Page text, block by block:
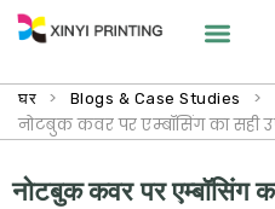
घर > Blogs & Case Studies
>
नोटबुक कवर पर एम्बॉसिंग का सही
नोटबुक कवर पर एम्बॉसिंग